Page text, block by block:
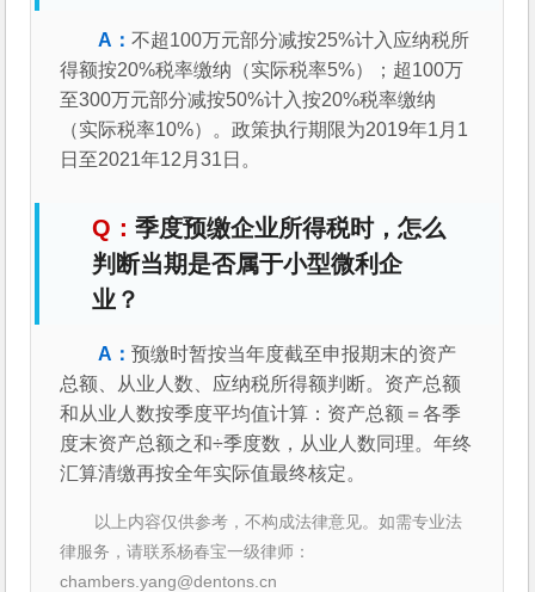
不超100万元部分减按25%计入应纳税所
得额按20%税率缴纳（实际税率5%）；超100万
至300万元部分减按50%计入按20%税率缴纳
（实际税率10%）。政策执行期限为2019年1月1
日至2021年12月31日。
季度预缴企业所得税时，怎么
判断当期是否属于小型微利企
业？
预缴时暂按当年度截至申报期末的资产
总额、从业人数、应纳税所得额判断。资产总额
和从业人数按季度平均值计算：资产总额＝各季
度末资产总额之和÷季度数，从业人数同理。年终
汇算清缴再按全年实际值最终核定。
以上内容仅供参考，不构成法律意见。如需专业法
律服务，请联系杨春宝一级律师：
chambers.yang@dentons.cn